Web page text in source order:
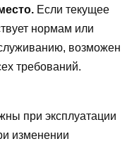
Если текущее
нормам или
возможен
требований.
при эксплуатации
изменении